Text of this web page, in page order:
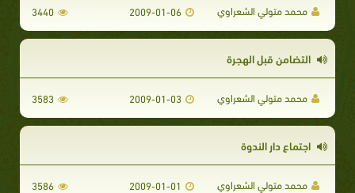
محمد متولي الشعراوي 2009-01-06
3440
التضامن قبل الهجرة
محمد متولي الشعراوي 2009-01-03
3583
اجتماع دار الندوة
محمد متولي الشعراوي 2009-01-01
3586